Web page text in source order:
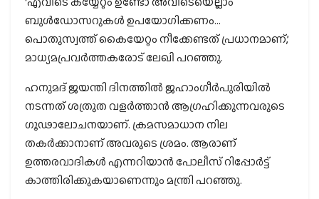
ബുള്‍ഡോസറുകള്‍ ഉപയോഗിക്കണം…
പൊതുസ്വത്ത് കൈയേറ്റം നീക്കേണ്ടത് പ്രധാനമാണ്,’
മാധ്യമപ്രവര്‍ത്തകരോട് ലേഖി പറഞ്ഞു.
ഹനുമദ് ജയന്തി ദിനത്തില്‍ ജഹാംഗീര്‍പുരിയില്‍
നടന്നത് ശത്രുത വളര്‍ത്താന്‍ ആഗ്രഹിക്കുന്നവരുടെ
ഗൂഢാലോചനയാണ്. ക്രമസമാധാന നില
തകര്‍ക്കാനാണ് അവരുടെ ശ്രമം. ആരാണ്
ഉത്തരവാദികള്‍ എന്നറിയാന്‍ പോലീസ് റിപ്പോര്‍ട്ട്
കാത്തിരിക്കുകയാണെന്നും മന്ത്രി പറഞ്ഞു.